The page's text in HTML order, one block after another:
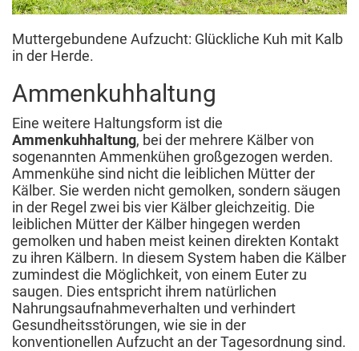
Muttergebundene Aufzucht: Glückliche Kuh mit Kalb
in der Herde.
Ammenkuhhaltung
Eine weitere Haltungsform ist die
Ammenkuhhaltung, bei der mehrere Kälber von
sogenannten Ammenkühen großgezogen werden.
Ammenkühe sind nicht die leiblichen Mütter der
Kälber. Sie werden nicht gemolken, sondern säugen
in der Regel zwei bis vier Kälber gleichzeitig. Die
leiblichen Mütter der Kälber hingegen werden
gemolken und haben meist keinen direkten Kontakt
zu ihren Kälbern. In diesem System haben die Kälber
zumindest die Möglichkeit, von einem Euter zu
saugen. Dies entspricht ihrem natürlichen
Nahrungsaufnahmeverhalten und verhindert
Gesundheitsstörungen, wie sie in der
konventionellen Aufzucht an der Tagesordnung sind.